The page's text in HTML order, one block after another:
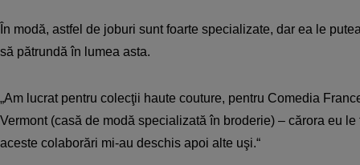
În modă, astfel de joburi sunt foarte specializate, dar ea le
să pătrundă în lumea asta.
„Am lucrat pentru colecţii haute couture, pentru Comedia
Vermont (casă de modă specializată în broderie) – cărora eu
aceste colaborări mi-au deschis apoi alte uşi.“